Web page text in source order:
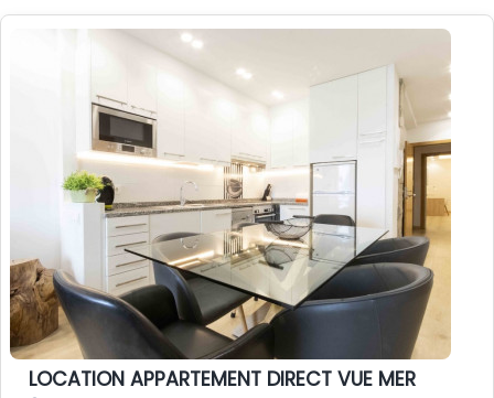
LOCATION APPARTEMENT DIRECT VUE MER